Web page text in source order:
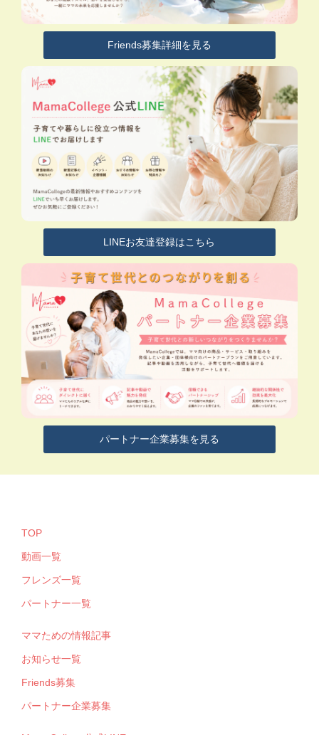
Friends募集詳細を見る
LINEお友達登録はこちら
パートナー企業募集を見る
TOP
動画一覧
フレンズ一覧
パートナー一覧
ママための情報記事
お知らせ一覧
Friends募集
パートナー企業募集